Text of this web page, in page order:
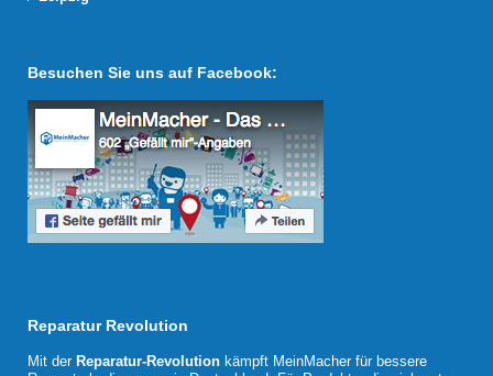
Besuchen Sie uns auf Facebook:
Reparatur Revolution
Mit der Reparatur-Revolution kämpft MeinMacher für bessere